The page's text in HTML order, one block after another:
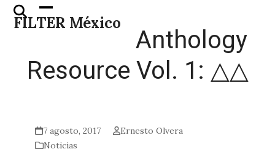
Skip
FILTER México
Open
mobile
Close
mobile
Anthology
Resource Vol. 1: △△
7 agosto, 2017
Ernesto Olvera
Noticias